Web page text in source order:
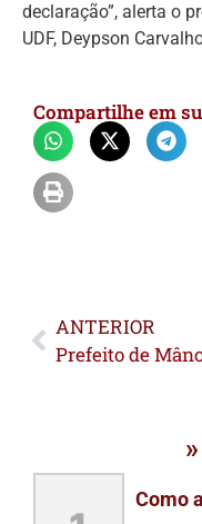
declaração”, alerta o
UDF, Deypson
Compartilhe em
ANTERIOR
Como